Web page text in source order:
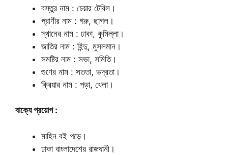
বস্তুর নাম : চেয়ার টেবিল।
প্রাণীর নাম : গরু, ছাগল।
স্থানের নাম : ঢাকা, কুমিল্লা।
জাতির নাম : হিন্দু, মুসলমান।
সমষ্টির নাম : সভা, সমিতি।
গুণের নাম : সততা, ভদ্রতা।
ক্রিয়ার নাম : পড়া, খেলা।
বাক্যে প্রয়োগ :
মাহিন বই পড়ে।
ঢাকা বাংলাদেশের রাজধানী।